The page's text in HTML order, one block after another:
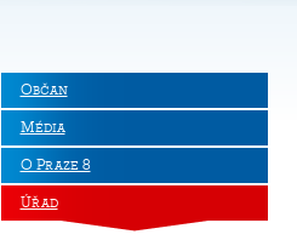
Občan
Média
O Praze 8
Úřad